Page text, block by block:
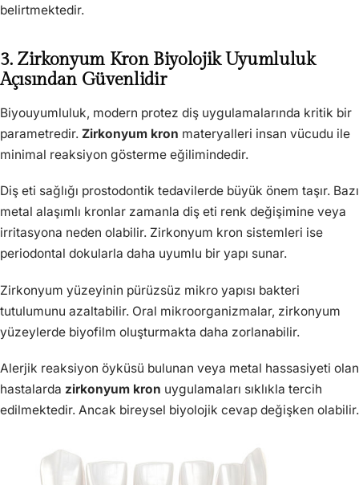
belirtmektedir.
3. Zirkonyum Kron Biyolojik Uyumluluk
Açısından Güvenlidir
Biyouyumluluk, modern protez diş uygulamalarında kritik bir
parametredir. Zirkonyum kron materyalleri insan vücudu ile
minimal reaksiyon gösterme eğilimindedir.
Diş eti sağlığı prostodontik tedavilerde büyük önem taşır. Bazı
metal alaşımlı kronlar zamanla diş eti renk değişimine veya
irritasyona neden olabilir. Zirkonyum kron sistemleri ise
periodontal dokularla daha uyumlu bir yapı sunar.
Zirkonyum yüzeyinin pürüzsüz mikro yapısı bakteri
tutulumunu azaltabilir. Oral mikroorganizmalar, zirkonyum
yüzeylerde biyofilm oluşturmakta daha zorlanabilir.
Alerjik reaksiyon öyküsü bulunan veya metal hassasiyeti olan
hastalarda zirkonyum kron uygulamaları sıklıkla tercih
edilmektedir. Ancak bireysel biyolojik cevap değişken olabilir.